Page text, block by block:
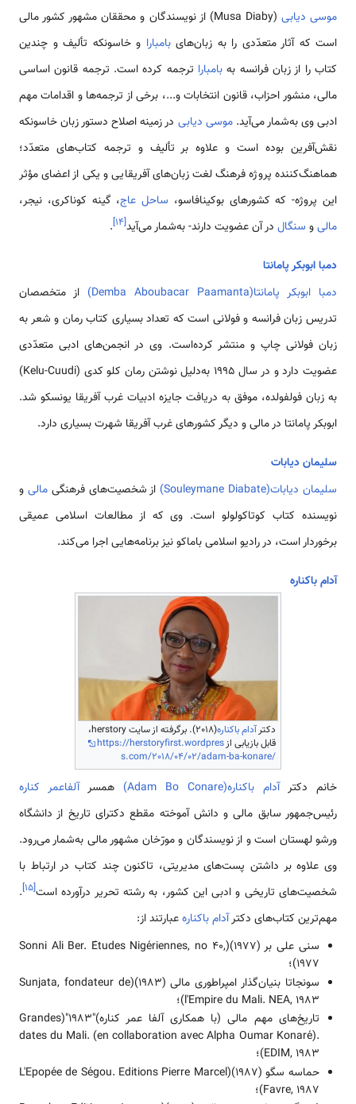
موسی دیابی
(Musa Diaby) از نویسندگان و محققان مشهور کشور مالی
است که آثار متعدّدی را به زبان‌هایبامبارا و خاسونکه تألیف و چندین
کتاب را از زبان فرانسه به بامبارا ترجمه کرده است. ترجمه قانون اساسی
مالی، منشور احزاب، قانون انتخابات و...، برخی از ترجمه‌ها و اقدامات مهم
ادبی وی به‌شمار می‌آید.موسی دیابی در زمینه اصلاح دستور زبان خاسونکه
نقش‌آفرین بوده است و علاوه‌ بر تألیف و ترجمه کتاب‌های متعدّد؛
هماهنگ‌کننده پروژه فرهنگ لغت زبان‌های آفریقایی و یکی از اعضای مؤثر
این پروژه- که کشورهای بوکینافاسو، ساحل عاج، گینه کوناکری، نیجر،
مالیو سنگال در آن عضویت دارند- به‌شمار می‌آید[۱۴]
.
دمبا ابوبکر پامانتا
دمبا ابوبکر پامانتا(Demba Aboubacar Paamanta)
از متخصصان
تدریس زبان فرانسه و فولانی است که تعداد بسیاری کتاب‌ رمان و شعر به
زبان فولانی چاپ و منتشر کرده‌است. وی در انجمن‌های ادبی متعدّدی
عضویت دارد و در سال 1995 به‌دلیل نوشتن رمان کلو کدی (Kelu-Cuudi)
به زبان فولفولده، موفق به دریافت جایزه ادبیات غرب آفریقا یونسکو شد.
ابوبکر پامانتا در مالی و دیگر کشورهای غرب آفریقا شهرت بسیاری دارد.
سلیمان دیابات
سلیمان دیابات(Souleymane Diabate)
از شخصیت‌های فرهنگیمالی و
نویسنده کتاب کوتاکولولو است. وی که از مطالعات اسلامی ‌عمیقی
برخوردار است، در رادیو اسلامی ‌باماکو نیز برنامه‌هایی اجرا می‌کند.
آدام باکناره
دکترآدام باکناره
(2018). برگرفته از سایت herstory،
قابل بازیابی ازhttps://herstoryfirst.wordpres
s.com/2018/04/02/adam-ba-konare/
خانم دکترآدام باکناره(Adam Bo Conare) همسرآلفاعمر کناره
رئیس‌جمهور سابق مالی و دانش آموخته مقطع دکترای تاریخ از دانشگاه
ورشو لهستان است و از نویسندگان و مورّخان مشهور مالی به‌شمار می‌رود.
وی علاوه ‌بر داشتن پست‌های مدیریتی، تاکنون چند کتاب در ارتباط با
شخصیت‌های تاریخی و ادبی این کشور، به رشته تحریر درآورده است[۱۵]
.
مهم‌ترین کتاب‌های دکترآدام باکنارهعبارتند از:
سنی علی بر (1977)(Sonni Ali Ber. Études Nigériennes, no 40,
1977)؛
سونجاتا بنیان‌گذار امپراطوری مالی (1983)(Sunjata, fondateur de
l'Empire du Mali. NEA, 1983)؛
تاریخ‏‌های مهم مالی (با همکاری آلفا عمر کناره)"1983"(Grandes
dates du Mali. (en collaboration avec Alpha Oumar Konaré).
EDIM, 1983)؛
حماسه سگو (1987)(L'Epopée de Ségou. Editions Pierre Marcel
Favre, 1987)؛